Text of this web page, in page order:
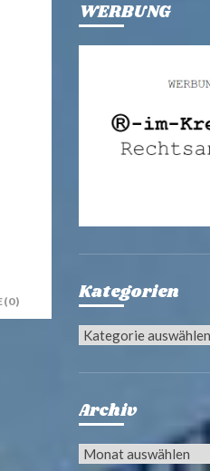
(0)
WERBUNG
Kategorien
Kategorien
Archiv
Archiv